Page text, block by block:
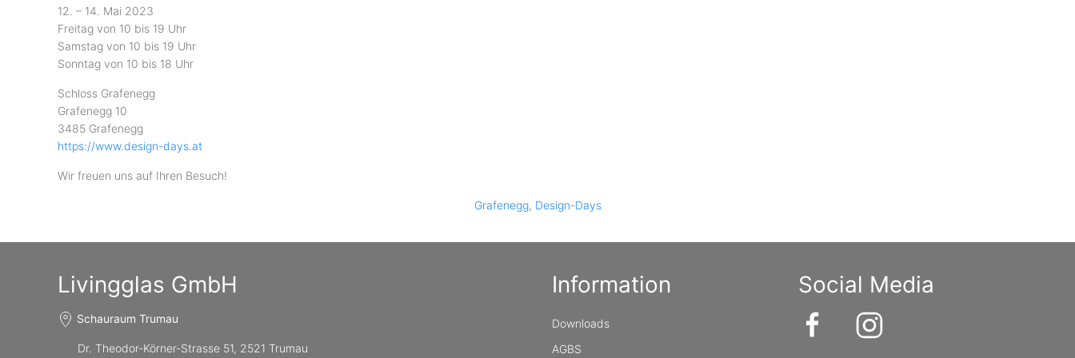
12. – 14. Mai 2023
Freitag von 10 bis 19 Uhr
Samstag von 10 bis 19 Uhr
Sonntag von 10 bis 18 Uhr
Schloss Grafenegg
Grafenegg 10
3485 Grafenegg
https://www.design-days.at
Wir freuen uns auf Ihren Besuch!
Grafenegg, Design-Days
Livingglas GmbH
Schauraum Trumau
Dr. Theodor-Körner-Strasse 51, 2521 Trumau
Information
Downloads
AGBS
Social Media